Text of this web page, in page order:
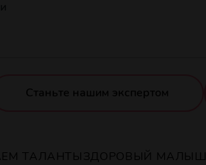
Станьте нашим экспертом
ТАЛАНТЫЗДОРОВЫЙ МАЛЫШ